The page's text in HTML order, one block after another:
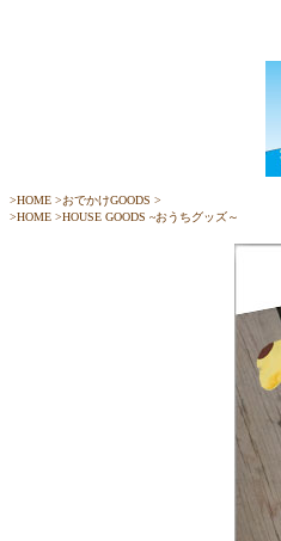
>HOME >おでかけGOODS >
>HOME >HOUSE GOODS ~おうちグッズ～